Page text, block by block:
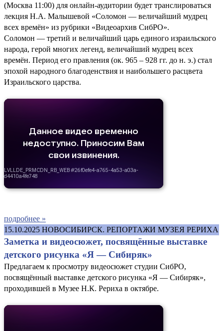
(Москва 11:00) для онлайн-аудитории будет транслироваться
лекция Н.А. Малышевой «Соломон — величайший мудрец
всех времён» из рубрики «Видеоархив СибРО».
Соломон — третий и величайший царь единого израильского
народа, герой многих легенд, величайший мудрец всех
времён. Период его правления (ок. 965 – 928 гг. до н. э.) стал
эпохой народного благоденствия и наибольшего расцвета
Израильского царства.
подробнее »
15.10.2025 НОВОСИБИРСК. РЕПОРТАЖИ МУЗЕЯ РЕРИХА
Заметка и видеосюжет, посвящённые выставке
детского рисунка «Я — Сибиряк»
Предлагаем к просмотру видеосюжет студии СибРО,
посвящённый выставке детского рисунка «Я — Сибиряк»,
проходившей в Музее Н.К. Рериха в октябре.